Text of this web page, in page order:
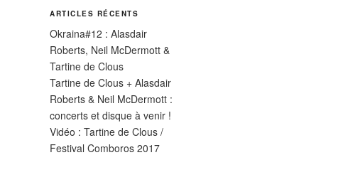
ARTICLES RÉCENTS
Okraina#12 : Alasdair
Roberts, Neil McDermott &
Tartine de Clous
Tartine de Clous + Alasdair
Roberts & Neil McDermott :
concerts et disque à venir !
Vidéo : Tartine de Clous /
Festival Comboros 2017